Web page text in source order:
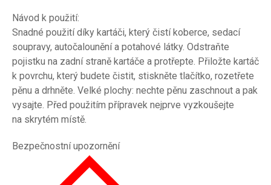
Návod k použití:
Snadné použití díky kartáči, který čistí koberce, sedací
soupravy, autočalounění a potahové látky. Odstraňte
pojistku na zadní straně kartáče a protřepte. Přiložte kartáč
k povrchu, který budete čistit, stiskněte tlačítko, rozetřete
pěnu a drhněte. Velké plochy: nechte pěnu zaschnout a pak
vysajte. Před použitím přípravek nejprve vyzkoušejte
na skrytém místě.
Bezpečnostní upozornění